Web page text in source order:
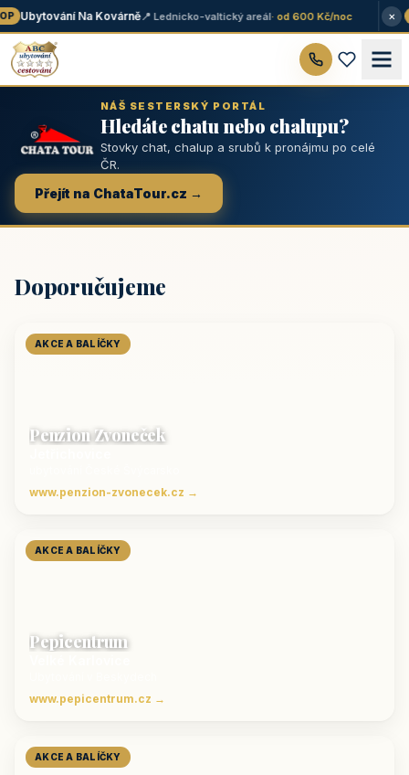
Ubytování Na Kovárně📍 Lednicko-valtický areál· od 600 Kč/noc ×
NÁŠ SESTERSKÝ PORTÁL
Hledáte chatu nebo chalupu?
Stovky chat, chalup a srubů k pronájmu po celé
ČR.
Přejít na ChataTour.cz →
Doporučujeme
AKCE A BALÍČKY
Penzion Zvoneček
www.penzion-zvonecek.cz →
AKCE A BALÍČKY
Pepicentrum
www.pepicentrum.cz →
AKCE A BALÍČKY